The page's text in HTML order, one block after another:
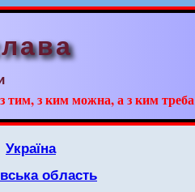
тим, з ким можна, а з ким треба
Україна
область